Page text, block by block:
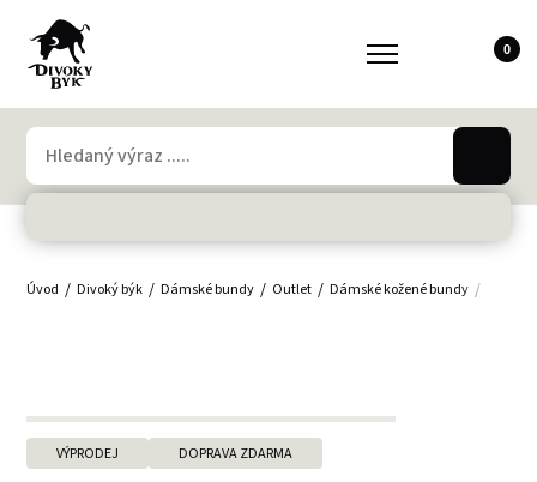
0
Úvod Divoký býk Dámské bundy Outlet Dámské kožené bundy
VÝPRODEJ DOPRAVA ZDARMA